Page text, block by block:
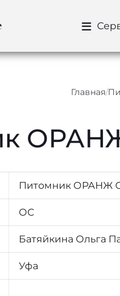
Главная/
Питомник ОРАНЖ
ОС
Батяйкина Ольга
Уфа